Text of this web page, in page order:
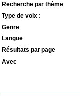
Recherche par thème
Type de voix :
Genre
Langue
Résultats par page
Avec